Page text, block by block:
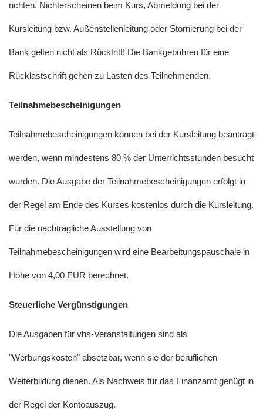
richten. Nichterscheinen beim Kurs, Abmeldung bei der
Kursleitung bzw. Außenstellenleitung oder Stornierung bei der
Bank gelten nicht als Rücktritt! Die Bankgebühren für eine
Rücklastschrift gehen zu Lasten des Teilnehmenden.
Teilnahmebescheinigungen
Teilnahmebescheinigungen können bei der Kursleitung beantragt
werden, wenn mindestens 80 % der Unterrichtsstunden besucht
wurden. Die Ausgabe der Teilnahmebescheinigungen erfolgt in
der Regel am Ende des Kurses kostenlos durch die Kursleitung.
Für die nachträgliche Ausstellung von
Teilnahmebescheinigungen wird eine Bearbeitungspauschale in
Höhe von 4,00 EUR berechnet.
Steuerliche Vergünstigungen
Die Ausgaben für vhs-Veranstaltungen sind als
"Werbungskosten" absetzbar, wenn sie der beruflichen
Weiterbildung dienen. Als Nachweis für das Finanzamt genügt in
der Regel der Kontoauszug.